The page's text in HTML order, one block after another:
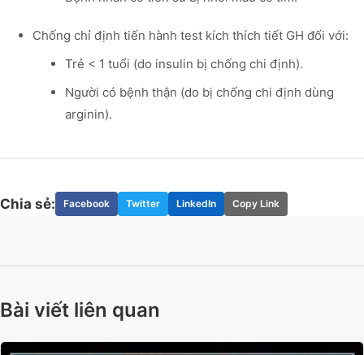
Chống chỉ định tiến hành test kích thích tiết GH đối với:
Trẻ < 1 tuổi (do insulin bị chống chi định).
Người có bệnh thận (do bị chống chi định dùng
arginin).
Chia sẻ: Facebook Twitter LinkedIn Copy Link
Bài viết liên quan